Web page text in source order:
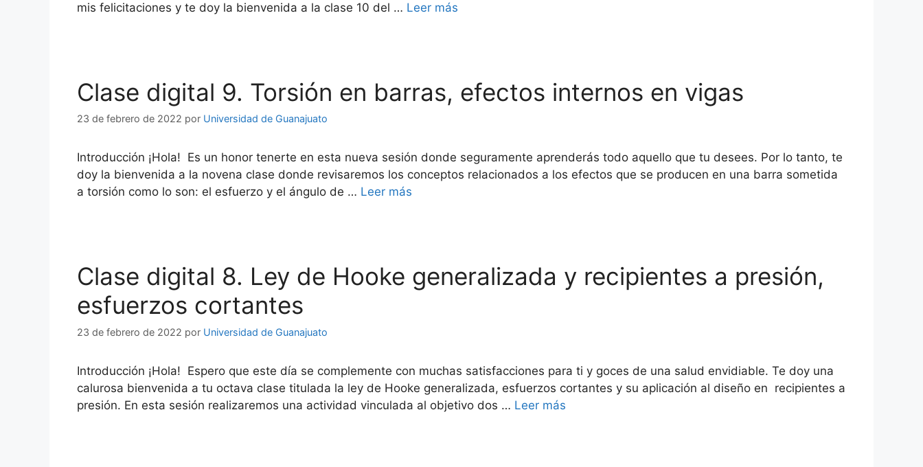
mis felicitaciones y te doy la bienvenida a la clase 10 del … Leer más
Clase digital 9. Torsión en barras, efectos internos en vigas
23 de febrero de 2022 por Universidad de Guanajuato
Introducción ¡Hola! Es un honor tenerte en esta nueva sesión donde seguramente aprenderás todo aquello que tu desees. Por lo tanto, te
doy la bienvenida a la novena clase donde revisaremos los conceptos relacionados a los efectos que se producen en una barra sometida
a torsión como lo son: el esfuerzo y el ángulo de … Leer más
Clase digital 8. Ley de Hooke generalizada y recipientes a presión,
esfuerzos cortantes
23 de febrero de 2022 por Universidad de Guanajuato
Introducción ¡Hola! Espero que este día se complemente con muchas satisfacciones para ti y goces de una salud envidiable. Te doy una
calurosa bienvenida a tu octava clase titulada la ley de Hooke generalizada, esfuerzos cortantes y su aplicación al diseño en recipientes a
presión. En esta sesión realizaremos una actividad vinculada al objetivo dos … Leer más